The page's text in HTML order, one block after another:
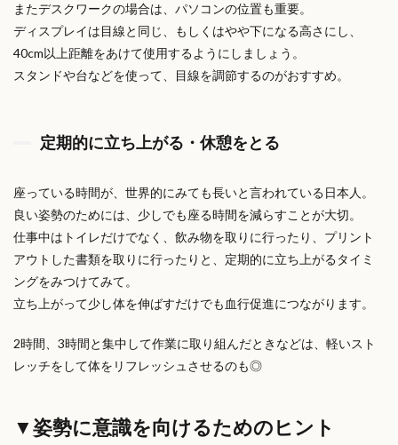
またデスクワークの場合は、パソコンの位置も重要。
ディスプレイは目線と同じ、もしくはやや下になる高さにし、
40cm以上距離をあけて使用するようにしましょう。
スタンドや台などを使って、目線を調節するのがおすすめ。
定期的に立ち上がる・休憩をとる
座っている時間が、世界的にみても長いと言われている日本人。
良い姿勢のためには、少しでも座る時間を減らすことが大切。
仕事中はトイレだけでなく、 飲み物を取りに行ったり、プリント
アウトした書類を取りに行ったりと、定期的に立ち上がるタイミ
ングをみつけてみて。
立ち上がって少し体を伸ばすだけでも血行促進につながります。
2時間、3時間と集中して作業に取り組んだときなどは、軽いスト
レッチをして体をリフレッシュさせるのも◎
▼姿勢に意識を向けるためのヒント